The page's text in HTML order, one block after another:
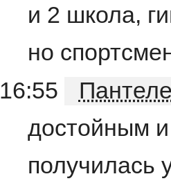
и 2 школа,
но
16:55
достойным
получилась